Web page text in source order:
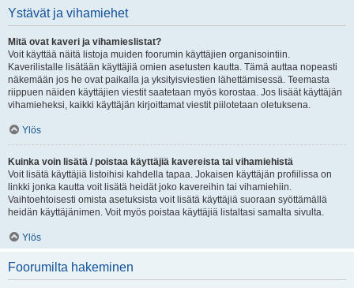
Ystävät ja vihamiehet
Mitä ovat kaveri ja vihamieslistat?
Voit käyttää näitä listoja muiden foorumin käyttäjien organisointiin.
Kaverilistalle lisätään käyttäjiä omien asetusten kautta. Tämä auttaa nopeasti
näkemään jos he ovat paikalla ja yksityisviestien lähettämisessä. Teemasta
riippuen näiden käyttäjien viestit saatetaan myös korostaa. Jos lisäät käyttäjän
vihamieheksi, kaikki käyttäjän kirjoittamat viestit piilotetaan oletuksena.
Ylös
Kuinka voin lisätä / poistaa käyttäjiä kavereista tai vihamiehistä
Voit lisätä käyttäjiä listoihisi kahdella tapaa. Jokaisen käyttäjän profiilissa on
linkki jonka kautta voit lisätä heidät joko kavereihin tai vihamiehiin.
Vaihtoehtoisesti omista asetuksista voit lisätä käyttäjiä suoraan syöttämällä
heidän käyttäjänimen. Voit myös poistaa käyttäjiä listaltasi samalta sivulta.
Ylös
Foorumilta hakeminen